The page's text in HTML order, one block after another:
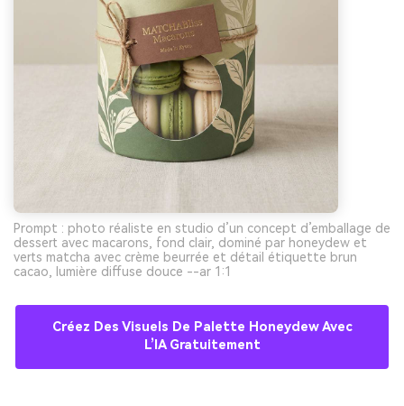
Prompt : photo réaliste en studio d’un concept d’emballage de
dessert avec macarons, fond clair, dominé par honeydew et
verts matcha avec crème beurrée et détail étiquette brun
cacao, lumière diffuse douce --ar 1:1
Créez Des Visuels De Palette Honeydew Avec
L’IA Gratuitement